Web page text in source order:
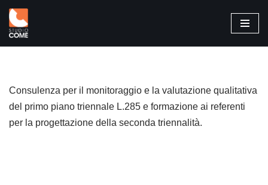
Vai
al
Consulenza per il monitoraggio e la valutazione qualitativa
del primo piano triennale L.285 e formazione ai referenti
per la progettazione della seconda triennalità.